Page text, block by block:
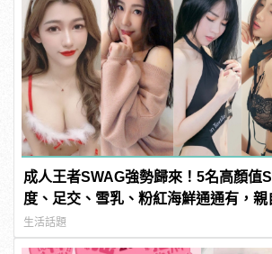
成人王者SWAG強勢歸來！5名高顏值
度、足交、雪乳、粉紅海鮮通通有，親
連結！ | manfashion這樣變型男
生活話題